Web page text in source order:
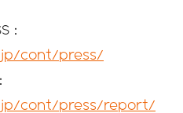
：
cont/press/
cont/press/report/